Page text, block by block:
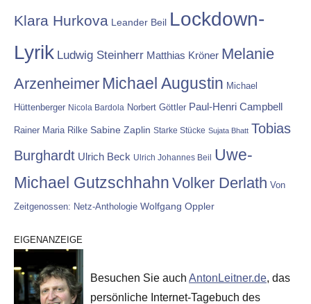
Klara Hurkova Leander Beil Lockdown-
Lyrik Ludwig Steinherr Matthias Kröner Melanie
Arzenheimer Michael Augustin Michael
Hüttenberger Nicola Bardola Norbert Göttler Paul-Henri Campbell
Rainer Maria Rilke Sabine Zaplin Starke Stücke Sujata Bhatt Tobias
Burghardt Ulrich Beck Ulrich Johannes Beil Uwe-
Michael Gutzschhahn Volker Derlath Von
Zeitgenossen: Netz-Anthologie Wolfgang Oppler
EIGENANZEIGE
Besuchen Sie auch AntonLeitner.de, das
persönliche Internet-Tagebuch des